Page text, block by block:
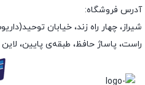
آدرس فروشگاه:
شیراز، چهار راه زند، خیابان
راست، پاساژ حافظ، طبقه‌ی پایین،